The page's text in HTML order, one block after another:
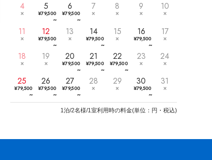
4 5
¥79,500
~
6
¥79,500
~
7 8 9 10
11 12
¥79,500
~
13 14
¥79,500
~
15 16
¥79,500
~
17
18 19 20
¥79,500
~
21
¥79,500
~
22
¥79,500
~
23 24
25
¥79,500
~
26
¥79,500
~
27
¥79,500
~
28 29 30
¥79,500
~
31
1泊/2名様/1室利用時の料金(単位：円・税込)